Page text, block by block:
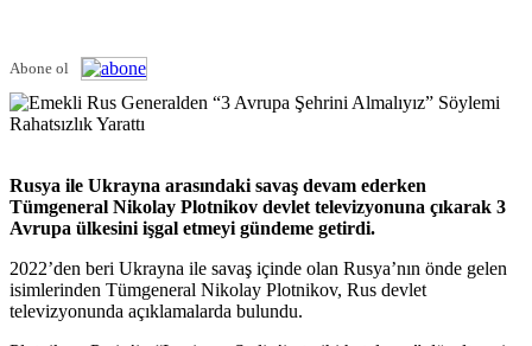
Abone ol
Rusya ile Ukrayna arasındaki savaş devam ederken
Tümgeneral Nikolay Plotnikov devlet televizyonuna çıkarak 3
Avrupa ülkesini işgal etmeyi gündeme getirdi.
2022’den beri Ukrayna ile savaş içinde olan Rusya’nın önde gelen
isimlerinden Tümgeneral Nikolay Plotnikov, Rus devlet
televizyonunda açıklamalarda bulundu.